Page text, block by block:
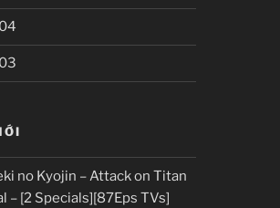
no Kyojin – Attack on Titan
– [2 Specials][87Eps TVs]